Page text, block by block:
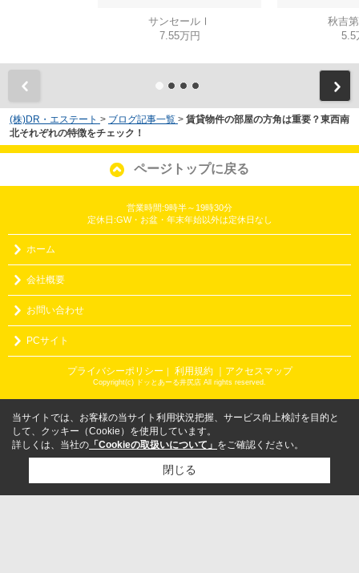
サンセールⅠ
7.55万円
秋吉
5.5
(株)DR・エステート > ブログ記事一覧 > 賃貸物件の部屋の方角は重要？東西南
北それぞれの特徴をチェック！
ページトップに戻る
営業時間:9時半～19時30分
定休日:GW・お盆・年末年始以外は定休日なし
ホーム
会社概要
お問い合わせ
PCサイト
プライバシーポリシー ｜ 利用規約 ｜アクセスマップ
Copyright(c) ドッとあーる井尻店 All rights reserved.
当サイトでは、お客様の当サイト利用状況把握、サービス向上検討を目的と
して、クッキー（Cookie）を使用しています。
詳しくは、当社の 「Cookieの取扱いについて」 をご確認ください。
閉じる